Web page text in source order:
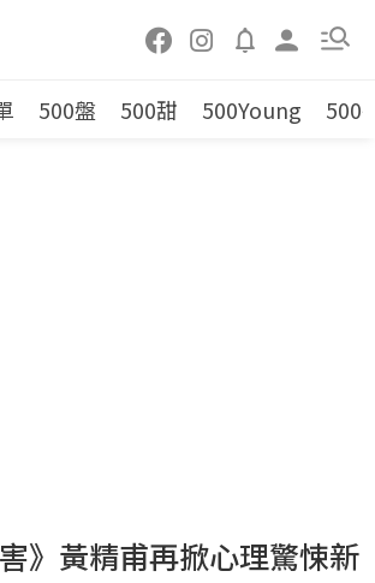
500盤 500甜 500Young 500
》黃精甫再掀心理驚悚新